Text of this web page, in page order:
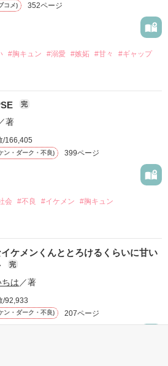
コメ) 352ページ
#胸キュン #溺愛 #嫉妬 #甘々 #ギャップ
選んだ。」
怖かった。
好きだった彼を自分から振った。
ていたのに、
は、隣の学校で”王子様”と呼ばれる
顔を向けてくる。
び動き始める合図──。
完
著
/166,405
ン・ダーク・不良) 399ページ
会 #不良 #イケメン #胸キュン
作品を読む
ケメンくんととろけるくらいに甘い
完
は ／著
/92,933
ン・ダーク・不良) 207ページ